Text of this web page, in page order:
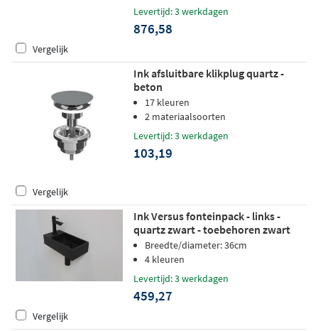
Levertijd: 3 werkdagen
876,58
Vergelijk
Ink afsluitbare klikplug quartz -
beton
17 kleuren
2 materiaalsoorten
Levertijd: 3 werkdagen
103,19
Vergelijk
Ink Versus fonteinpack - links -
quartz zwart - toebehoren zwart
Breedte/diameter: 36cm
4 kleuren
Levertijd: 3 werkdagen
459,27
Vergelijk